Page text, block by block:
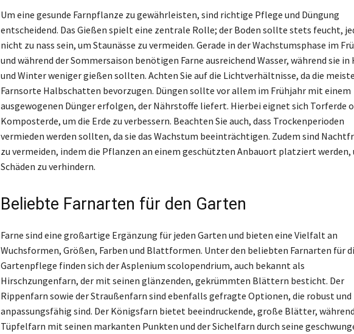
Um eine gesunde Farnpflanze zu gewährleisten, sind richtige Pflege und Düngung
entscheidend. Das Gießen spielt eine zentrale Rolle; der Boden sollte stets feucht,
nicht zu nass sein, um Staunässe zu vermeiden. Gerade in der Wachstumsphase im
und während der Sommersaison benötigen Farne ausreichend Wasser, während sie in
und Winter weniger gießen sollten. Achten Sie auf die Lichtverhältnisse, da die
Farnsorte Halbschatten bevorzugen. Düngen sollte vor allem im Frühjahr mit einem
ausgewogenen Dünger erfolgen, der Nährstoffe liefert. Hierbei eignet sich Torferde
Komposterde, um die Erde zu verbessern. Beachten Sie auch, dass Trockenperioden
vermieden werden sollten, da sie das Wachstum beeinträchtigen. Zudem sind
zu vermeiden, indem die Pflanzen an einem geschützten Anbauort platziert werden,
Schäden zu verhindern.
Beliebte Farnarten für den Garten
Farne sind eine großartige Ergänzung für jeden Garten und bieten eine Vielfalt an
Wuchsformen, Größen, Farben und Blattformen. Unter den beliebten Farnarten für
Gartenpflege finden sich der Asplenium scolopendrium, auch bekannt als
Hirschzungenfarn, der mit seinen glänzenden, gekrümmten Blättern besticht. Der
Rippenfarn sowie der Straußenfarn sind ebenfalls gefragte Optionen, die robust und
anpassungsfähig sind. Der Königsfarn bietet beeindruckende, große Blätter,
Tüpfelfarn mit seinen markanten Punkten und der Sichelfarn durch seine